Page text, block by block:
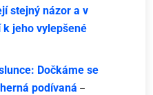
stejný názor a v
jeho vylepšené
Dočkáme se
podívaná –